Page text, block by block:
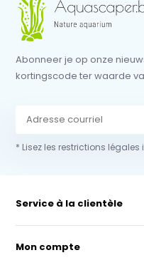
Abonneer je op onze
kortingscode ter waarde
* Lisez les restrictions légales
Service à la clientèle
Mon compte